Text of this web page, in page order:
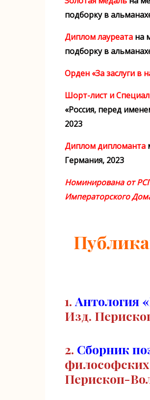
подборку в
Диплом лауреата на
подборку в
Орден «За заслуги в
Шорт-лист и
«Россия, перед
2023
Диплом дипломанта
Германия, 2023
Номинирована от
Императорского
1. Антология
Изд.
2. Сборник
философских
Перископ-